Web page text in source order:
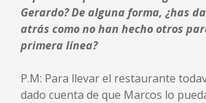
Gerardo? De alguna forma, ¿has
atrás como no han hecho otros
primera línea?
P.M: Para llevar el restaurante
dado cuenta de que Marcos lo